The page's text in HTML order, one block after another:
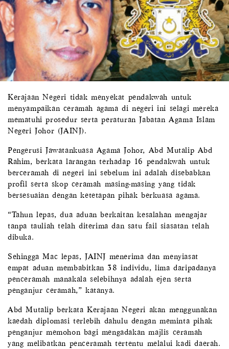
Kerajaan Negeri tidak menyekat pendakwah untuk
menyampaikan ceramah agama di negeri ini selagi mereka
mematuhi prosedur serta peraturan Jabatan Agama Islam
Negeri Johor (JAINJ).
Pengerusi Jawatankuasa Agama Johor, Abd Mutalip Abd
Rahim, berkata larangan terhadap 16 pendakwah untuk
berceramah di negeri ini sebelum ini adalah disebabkan
profil serta skop ceramah masing-masing yang tidak
bersesuaian dengan ketetapan pihak berkuasa agama.
“Tahun lepas, dua aduan berkaitan kesalahan mengajar
tanpa tauliah telah diterima dan satu fail siasatan telah
dibuka.
Sehingga Mac lepas, JAINJ menerima dan menyiasat
empat aduan membabitkan 38 individu, lima daripadanya
penceramah manakala selebihnya adalah ejen serta
penganjur ceramah,” katanya.
Abd Mutalip berkata Kerajaan Negeri akan menggunakan
kaedah diplomasi terlebih dahulu dengan meminta pihak
penganjur memohon bagi mengadakan majlis ceramah
yang melibatkan penceramah tertentu melalui kadi daerah.